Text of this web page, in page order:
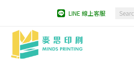
LINE 線上客服 Search: